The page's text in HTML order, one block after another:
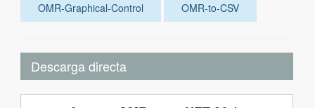
OMR-Graphical-Control OMR-to-CSV
Descarga directa